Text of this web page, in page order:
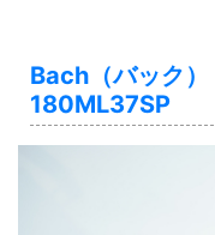
Bach（バッ
180ML37SP